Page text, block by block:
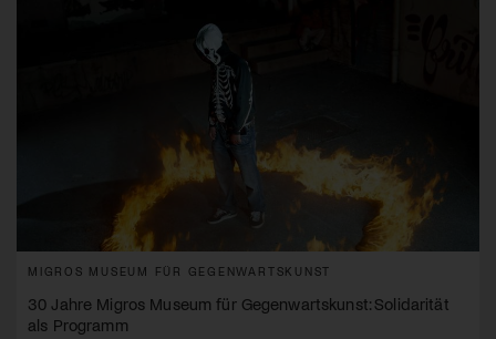
MIGROS MUSEUM FÜR GEGENWARTSKUNST
30 Jahre Migros Museum für Gegenwartskunst: Solidarität
als Programm